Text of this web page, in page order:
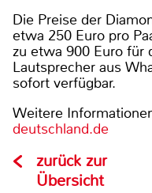
Die Preise der
etwa 250 Euro pro
zu etwa 900 Euro für
Lautsprecher aus
sofort verfügbar.
Weitere
deutschland.de
zurück zur
Übersicht